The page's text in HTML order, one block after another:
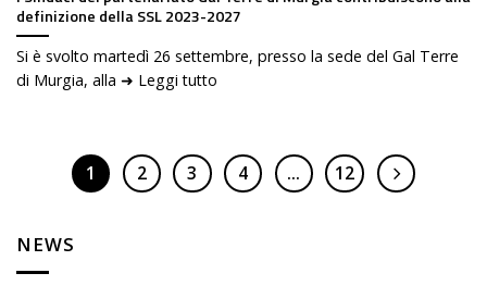
NEWS
definizione della SSL 2023-2027
Si è svolto martedì 26 settembre, presso la sede del Gal Terre
di Murgia, alla ➜ Leggi tutto
1 2 3 4 … 12